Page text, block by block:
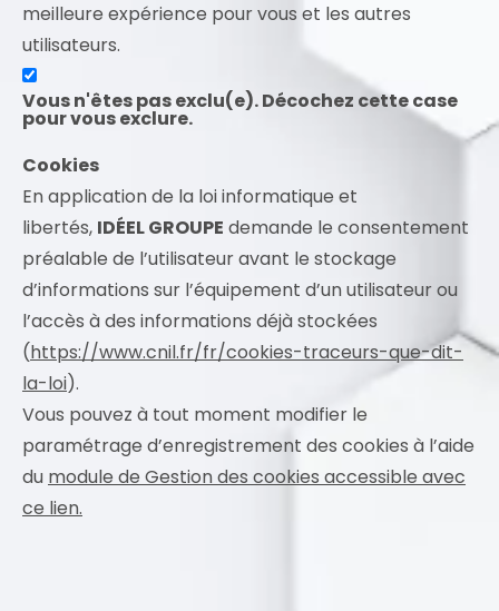
meilleure expérience pour vous et les autres
utilisateurs.
Vous n'êtes pas exclu(e). Décochez cette case
pour vous exclure.
Cookies
En application de la loi informatique et
libertés, IDÉEL GROUPE demande le consentement
préalable de l’utilisateur avant le stockage
d’informations sur l’équipement d’un utilisateur ou
l’accès à des informations déjà stockées
(https://www.cnil.fr/fr/cookies-traceurs-que-dit-
la-loi).
Vous pouvez à tout moment modifier le
paramétrage d’enregistrement des cookies à l’aide
du module de Gestion des cookies accessible avec
ce lien.